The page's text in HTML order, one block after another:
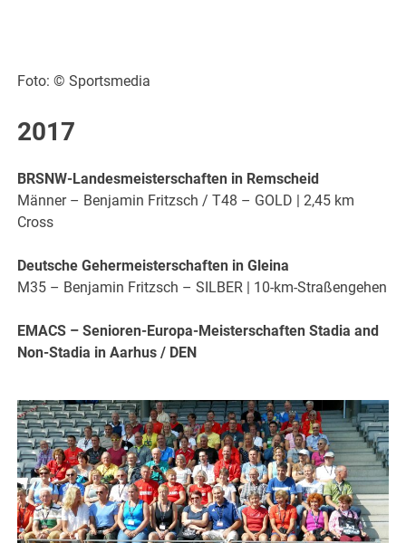
Foto: © Sportsmedia
2017
BRSNW-Landesmeisterschaften in Remscheid
Männer – Benjamin Fritzsch / T48 – GOLD | 2,45 km
Cross
Deutsche Gehermeisterschaften in Gleina
M35 – Benjamin Fritzsch – SILBER | 10-km-Straßengehen
EMACS – Senioren-Europa-Meisterschaften Stadia and
Non-Stadia in Aarhus / DEN